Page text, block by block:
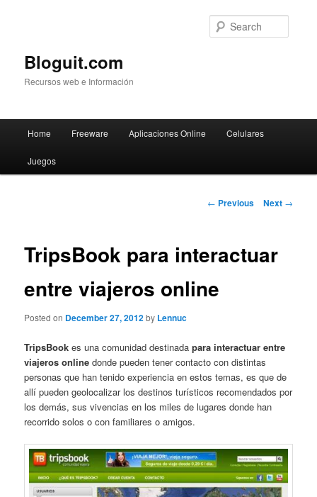
Bloguit.com
Recursos web e Información
Skip
to
Home Freeware Aplicaciones Online Celulares
Juegos
Post
← Previous Next →
TripsBook para interactuar
entre viajeros online
Posted on December 27, 2012by Lennuc
TripsBook es una comunidad destinadapara interactuar entre
viajeros online donde pueden tener contacto con distintas
personas que han tenido experiencia en estos temas, es que de
allí pueden geolocalizar los destinos turísticos recomendados por
los demás, sus vivencias en los miles de lugares donde han
recorrido solos o con familiares o amigos.